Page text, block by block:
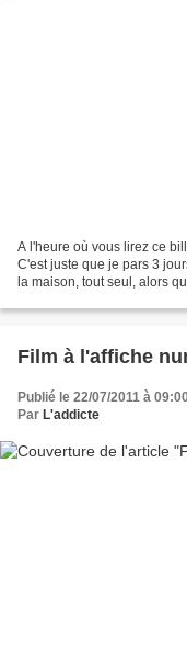
A l'heure où vous lirez ce
C'est juste que je pars 3
la maison, tout seul, alors
Film à l'affiche
Publié le 22/07/2011 à
Par L'addicte